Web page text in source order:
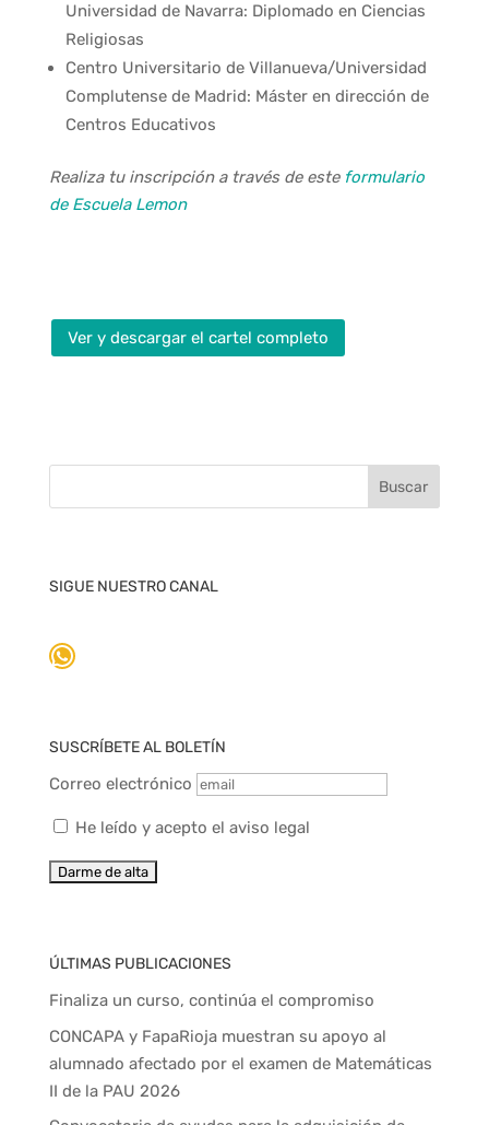
Universidad de Navarra: Diplomado en Ciencias
Religiosas
Centro Universitario de Villanueva/Universidad
Complutense de Madrid: Máster en dirección de
Centros Educativos
Realiza tu inscripción a través de este formulario
de Escuela Lemon
Ver y descargar el cartel completo
SIGUE NUESTRO CANAL
WhatsApp
SUSCRÍBETE AL BOLETÍN
Correo electrónico
He leído y acepto el aviso legal
ÚLTIMAS PUBLICACIONES
Finaliza un curso, continúa el compromiso
CONCAPA y FapaRioja muestran su apoyo al
alumnado afectado por el examen de Matemáticas
II de la PAU 2026